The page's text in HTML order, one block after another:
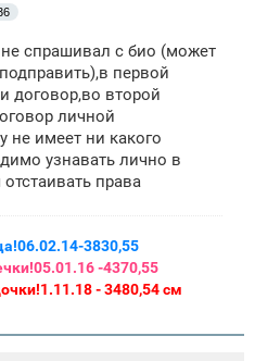
спрашивал с био (может
первой
договор,во второй
личной
не имеет ни какого
узнавать лично в
права
3830,55
-4370,55
- 3480,54 см